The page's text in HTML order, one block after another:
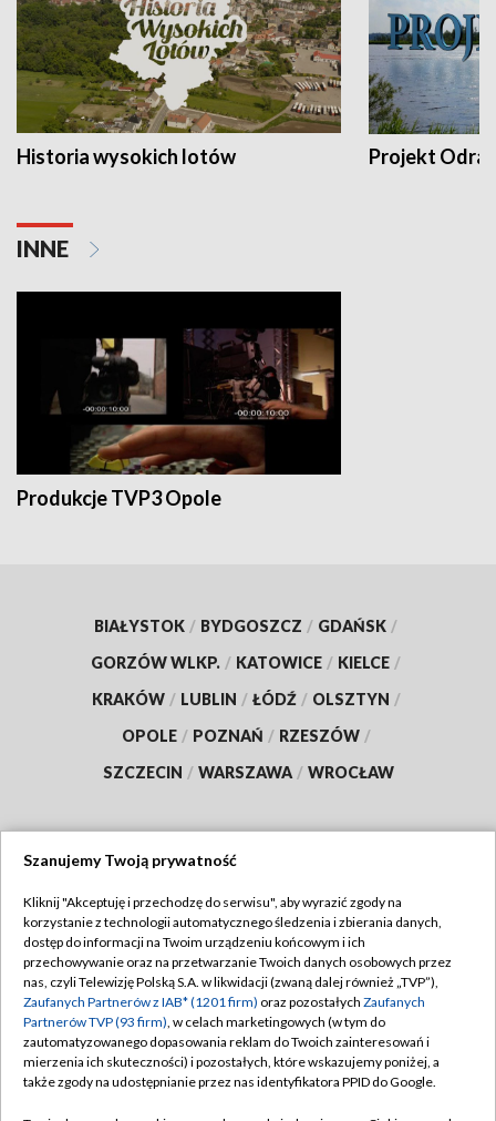
Historia wysokich lotów Projekt Odra
INNE
Produkcje TVP3 Opole
BIAŁYSTOK / BYDGOSZCZ / GDAŃSK /
GORZÓW WLKP. / KATOWICE / KIELCE /
KRAKÓW / LUBLIN / ŁÓDŹ / OLSZTYN /
OPOLE / POZNAŃ / RZESZÓW /
SZCZECIN / WARSZAWA / WROCŁAW
TVP
Abonament TVP
Emisja w TVP
Centrum informacji TVP
Naziemna Telewizja Cyfrowa
Regulamin TVP
Polityka prywatności
Moje zgody
Pomoc
Szanujemy Twoją prywatność
Kliknij "Akceptuję i przechodzę do serwisu", aby wyrazić zgody na
korzystanie z technologii automatycznego śledzenia i zbierania danych,
dostęp do informacji na Twoim urządzeniu końcowym i ich
przechowywanie oraz na przetwarzanie Twoich danych osobowych przez
nas, czyli Telewizję Polską S.A. w likwidacji (zwaną dalej również „TVP”),
Zaufanych Partnerów z IAB* (1201 firm) oraz pozostałych Zaufanych
Partnerów TVP (93 firm), w celach marketingowych (w tym do
zautomatyzowanego dopasowania reklam do Twoich zainteresowań i
mierzenia ich skuteczności) i pozostałych, które wskazujemy poniżej, a
także zgody na udostępnianie przez nas identyfikatora PPID do Google.